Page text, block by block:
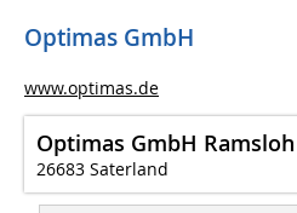
Optimas GmbH
www.optimas.de
Optimas GmbH Ramsloh
26683 Saterland